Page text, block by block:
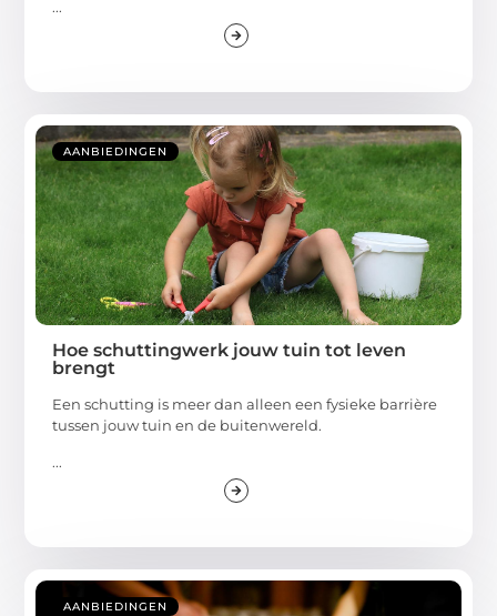
...
AANBIEDINGEN
Hoe schuttingwerk jouw tuin tot leven
brengt
Een schutting is meer dan alleen een fysieke barrière
tussen jouw tuin en de buitenwereld.
...
AANBIEDINGEN